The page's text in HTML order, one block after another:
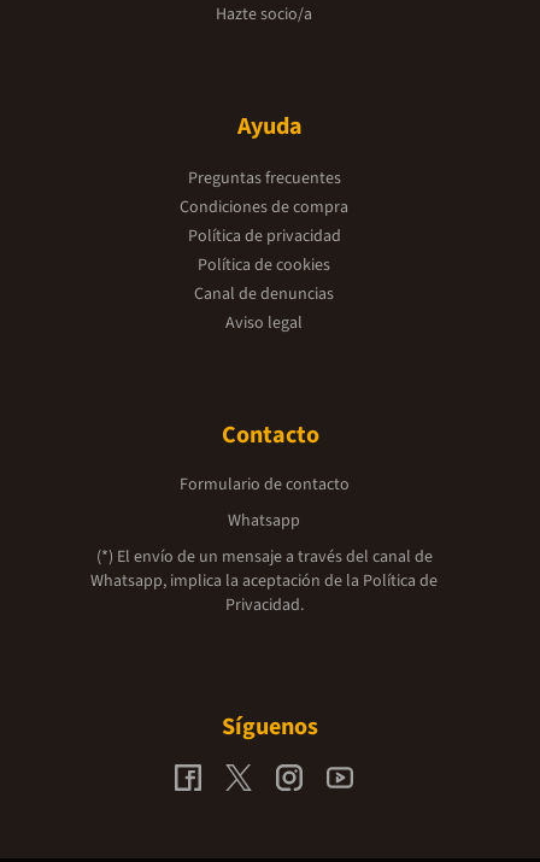
Hazte socio/a
Ayuda
Preguntas frecuentes
Condiciones de compra
Política de privacidad
Política de cookies
Canal de denuncias
Aviso legal
Contacto
Formulario de contacto
Whatsapp
(*) El envío de un mensaje a través del canal de
Whatsapp, implica la aceptación de la Política de
Privacidad.
Síguenos